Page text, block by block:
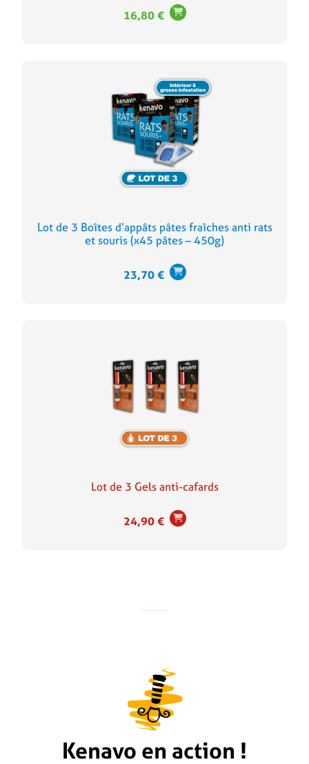
16,80€
Lot de 3 Boîtes d’appâts pâtes fraîches anti rats
et souris (x45 pâtes – 450g)
23,70€
Lot de 3 Gels anti-cafards
24,90€
Kenavo en action !